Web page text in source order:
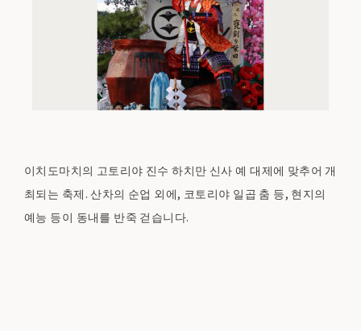
이치도마치의 고토리야 진수 하치만 신사 예 대제에 맞추어 개
최되는 축제. 산차의 순업 외에, 코토리야 일곱 춤 등, 현지의
예능 등이 동내를 반죽 걷습니다.